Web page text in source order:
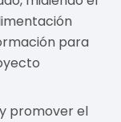
para
promover el